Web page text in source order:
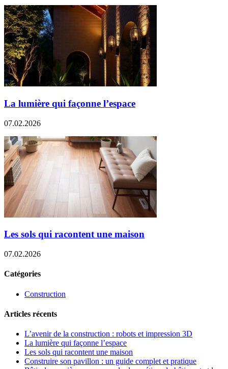
La lumière qui façonne l’espace
07.02.2026
Les sols qui racontent une maison
07.02.2026
Catégories
Construction
Articles récents
L’avenir de la construction : robots et impression 3D
La lumière qui façonne l’espace
Les sols qui racontent une maison
Construire son pavillon : un guide complet et pratique